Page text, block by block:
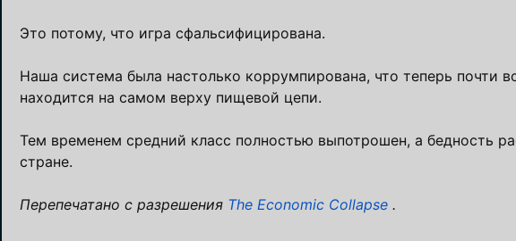
Это потому, что игра сфальсифицирована.
Наша система была настолько коррумпирована, что теперь почти
находится на самом верху пищевой цепи.
Тем временем средний класс полностью выпотрошен, а бедность
стране.
Перепечатано с разрешения The Economic Collapse .